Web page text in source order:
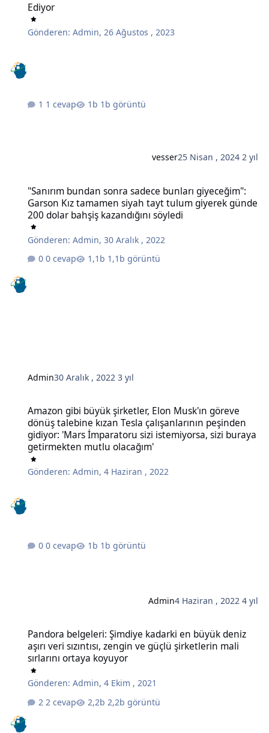
Ediyor
Gönderen:Admin, 26 Ağustos , 2023
1 cevap 1b görüntü
vesser25 Nisan , 2024 2 yıl
"Sanırım bundan sonra sadece bunları giyeceğim":
Garson Kız tamamen siyah tayt tulum giyerek günde
200 dolar bahşiş kazandığını söyledi
Gönderen:Admin,30 Aralık , 2022
0 cevap
1,1b görüntü
Admin30 Aralık , 20223 yıl
Amazon gibi büyük şirketler, Elon Musk'ın göreve
dönüş talebine kızan Tesla çalışanlarının peşinden
gidiyor: 'Mars İmparatoru sizi istemiyorsa, sizi buraya
getirmekten mutlu olacağım'
Gönderen:Admin,4 Haziran , 2022
0 cevap 1b görüntü
Admin4 Haziran , 2022 4 yıl
Pandora belgeleri: Şimdiye kadarki en büyük deniz
aşırı veri sızıntısı, zengin ve güçlü şirketlerin mali
sırlarını ortaya koyuyor
Gönderen:Admin,4 Ekim , 2021
2 cevap
2,2b görüntü